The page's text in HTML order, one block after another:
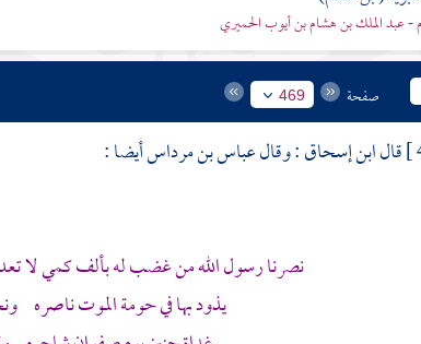
- عبد الملك بن هشام بن أيوب الحميري
صفحة 469
قالابن إسحاق: وقالعباس بن مرداسأيضا :
نصرنا رسول الله من غضب له بألف كمي لا
يذود بها في حومة الموت ناصره